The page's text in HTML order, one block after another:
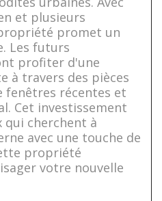
et plusieurs
promet un
Les futurs
profiter d'une
à travers des pièces
fenêtres récentes et
Cet investissement
cherchent à
avec une touche de
propriété
votre nouvelle